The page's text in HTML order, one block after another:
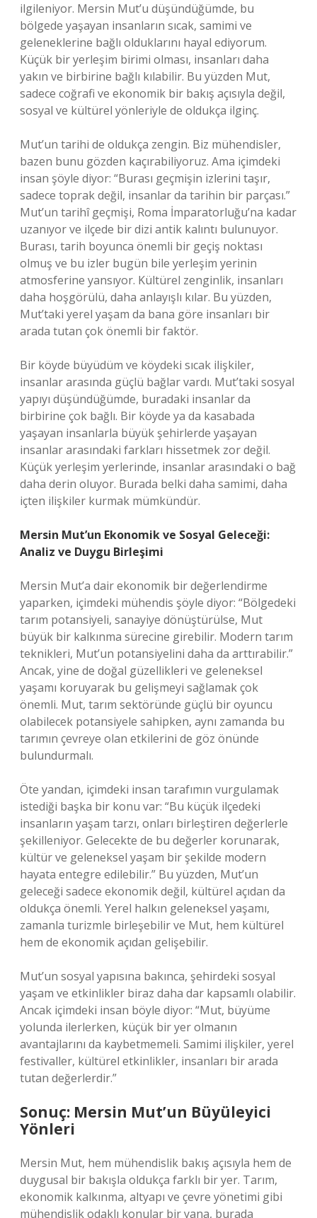
ilgileniyor. Mersin Mut’u düşündüğümde, bu
bölgede yaşayan insanların sıcak, samimi ve
geleneklerine bağlı olduklarını hayal ediyorum.
Küçük bir yerleşim birimi olması, insanları daha
yakın ve birbirine bağlı kılabilir. Bu yüzden Mut,
sadece coğrafi ve ekonomik bir bakış açısıyla değil,
sosyal ve kültürel yönleriyle de oldukça ilginç.
Mut’un tarihi de oldukça zengin. Biz mühendisler,
bazen bunu gözden kaçırabiliyoruz. Ama içimdeki
insan şöyle diyor: “Burası geçmişin izlerini taşır,
sadece toprak değil, insanlar da tarihin bir parçası.”
Mut’un tarihî geçmişi, Roma İmparatorluğu’na kadar
uzanıyor ve ilçede bir dizi antik kalıntı bulunuyor.
Burası, tarih boyunca önemli bir geçiş noktası
olmuş ve bu izler bugün bile yerleşim yerinin
atmosferine yansıyor. Kültürel zenginlik, insanları
daha hoşgörülü, daha anlayışlı kılar. Bu yüzden,
Mut’taki yerel yaşam da bana göre insanları bir
arada tutan çok önemli bir faktör.
Bir köyde büyüdüm ve köydeki sıcak ilişkiler,
insanlar arasında güçlü bağlar vardı. Mut’taki sosyal
yapıyı düşündüğümde, buradaki insanlar da
birbirine çok bağlı. Bir köyde ya da kasabada
yaşayan insanlarla büyük şehirlerde yaşayan
insanlar arasındaki farkları hissetmek zor değil.
Küçük yerleşim yerlerinde, insanlar arasındaki o bağ
daha derin oluyor. Burada belki daha samimi, daha
içten ilişkiler kurmak mümkündür.
Mersin Mut’un Ekonomik ve Sosyal Geleceği:
Analiz ve Duygu Birleşimi
Mersin Mut’a dair ekonomik bir değerlendirme
yaparken, içimdeki mühendis şöyle diyor: “Bölgedeki
tarım potansiyeli, sanayiye dönüştürülse, Mut
büyük bir kalkınma sürecine girebilir. Modern tarım
teknikleri, Mut’un potansiyelini daha da arttırabilir.”
Ancak, yine de doğal güzellikleri ve geleneksel
yaşamı koruyarak bu gelişmeyi sağlamak çok
önemli. Mut, tarım sektöründe güçlü bir oyuncu
olabilecek potansiyele sahipken, aynı zamanda bu
tarımın çevreye olan etkilerini de göz önünde
bulundurmalı.
Öte yandan, içimdeki insan tarafımın vurgulamak
istediği başka bir konu var: “Bu küçük ilçedeki
insanların yaşam tarzı, onları birleştiren değerlerle
şekilleniyor. Gelecekte de bu değerler korunarak,
kültür ve geleneksel yaşam bir şekilde modern
hayata entegre edilebilir.” Bu yüzden, Mut’un
geleceği sadece ekonomik değil, kültürel açıdan da
oldukça önemli. Yerel halkın geleneksel yaşamı,
zamanla turizmle birleşebilir ve Mut, hem kültürel
hem de ekonomik açıdan gelişebilir.
Mut’un sosyal yapısına bakınca, şehirdeki sosyal
yaşam ve etkinlikler biraz daha dar kapsamlı olabilir.
Ancak içimdeki insan böyle diyor: “Mut, büyüme
yolunda ilerlerken, küçük bir yer olmanın
avantajlarını da kaybetmemeli. Samimi ilişkiler, yerel
festivaller, kültürel etkinlikler, insanları bir arada
tutan değerlerdir.”
Sonuç: Mersin Mut’un Büyüleyici
Yönleri
Mersin Mut, hem mühendislik bakış açısıyla hem de
duygusal bir bakışla oldukça farklı bir yer. Tarım,
ekonomik kalkınma, altyapı ve çevre yönetimi gibi
mühendislik odaklı konular bir yana, burada